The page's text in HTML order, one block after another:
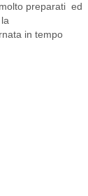
preparati ed
in tempo